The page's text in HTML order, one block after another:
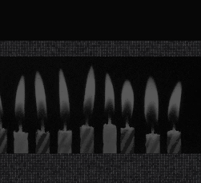
¿QUÉ ES ESTO?